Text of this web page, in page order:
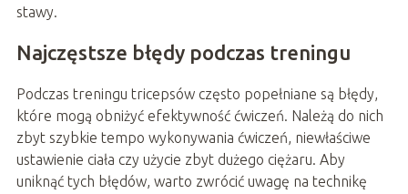
stawy.
Najczęstsze błędy podczas treningu
Podczas treningu tricepsów często popełniane są błędy,
które mogą obniżyć efektywność ćwiczeń. Należą do nich
zbyt szybkie tempo wykonywania ćwiczeń, niewłaściwe
ustawienie ciała czy użycie zbyt dużego ciężaru. Aby
uniknąć tych błędów, warto zwrócić uwagę na technikę